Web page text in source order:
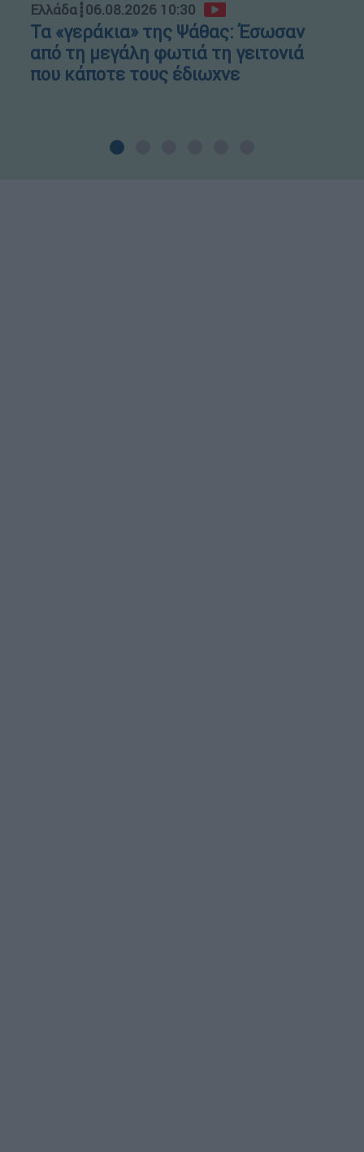
Ελλάδα┋06.08.2026 10:30
Τα «γεράκια» της Ψάθας: Έσωσαν
από τη μεγάλη φωτιά τη γειτονιά
που κάποτε τους έδιωχνε